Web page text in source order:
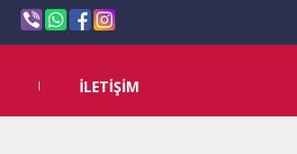
İLETİŞİM